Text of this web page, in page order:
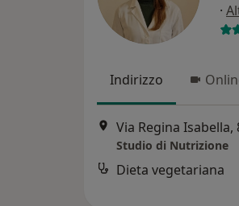
·
Indirizzo
Via Regina Isabella,
Studio di Nutrizione
Dieta vegetariana